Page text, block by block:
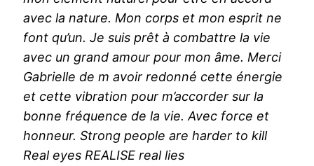
avec la nature. Mon corps et mon esprit ne
font qu’un. Je suis prêt à combattre la vie
avec un grand amour pour mon âme. Merci
Gabrielle de m avoir redonné cette énergie
et cette vibration pour m’accorder sur la
bonne fréquence de la vie. Avec force et
honneur. Strong people are harder to kill
Real eyes REALISE real lies